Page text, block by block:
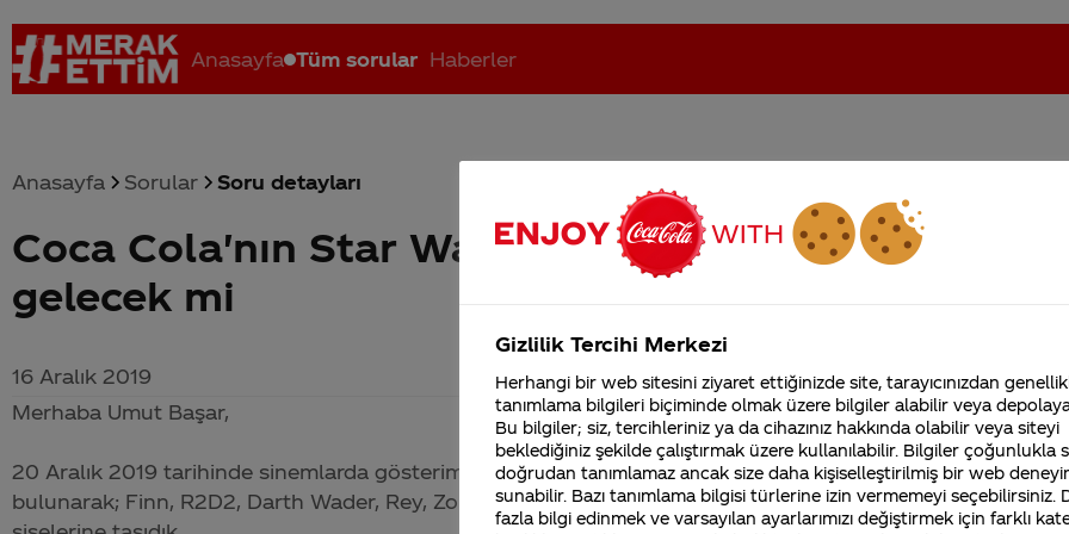
Anasayfa Tüm sorular Haberler
Coca-Cola nerenin malı? Coca cola İsrail malı mı Yani ... Coca-Cola'nın Filistin'de fabr... Coca-Cola’yı kim buldu?
Anasayfa Sorular Soru detayları
Coca Cola'nın Star Wars'lu ışıklı şişeleri Türkiye'ye
gelecek mi
16 Aralık 2019
Merhaba Umut Başar,
20 Aralık 2019 tarihinde sinemlarda gösterime girecek Star Wars: Sky Walker’ın Yükselişi filminin temasına
bulunarak; Finn, R2D2, Darth Wader, Rey, Zori Bliss ve Storm Trooper karakterlerini Coca-Cola kutularına
Coca-Cola Şirketi
merak ettikleriniz.
Fabrikalarımız,
sertifikalarımız, faaliyet
gösterdiğimiz ülkeler,
tarihçemiz ve daha
Gizlilik Tercihi Merkezi
Herhangi bir web sitesini ziyaret ettiğinizde site, tarayıcınızdan
tanımlama bilgileri biçiminde olmak üzere bilgiler alabilir veya
Bu bilgiler; siz, tercihleriniz ya da cihazınız hakkında olabilir veya siteyi
beklediğiniz şekilde çalıştırmak üzere kullanılabilir. Bilgiler çoğunlukla
doğrudan tanımlamaz ancak size daha kişiselleştirilmiş bir web
sunabilir. Bazı tanımlama bilgisi türlerine izin vermemeyi seçebilirsiniz.
fazla bilgi edinmek ve varsayılan ayarlarımızı değiştirmek için farklı